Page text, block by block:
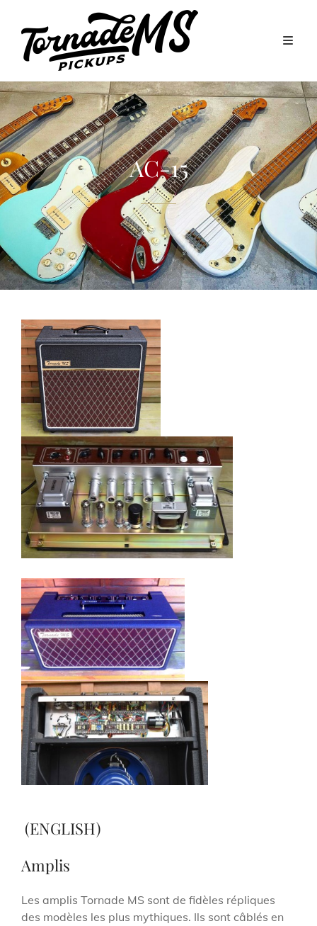
AC-15
(ENGLISH)
Amplis
Les amplis Tornade MS sont de fidèles répliques
des modèles les plus mythiques. Ils sont câblés en